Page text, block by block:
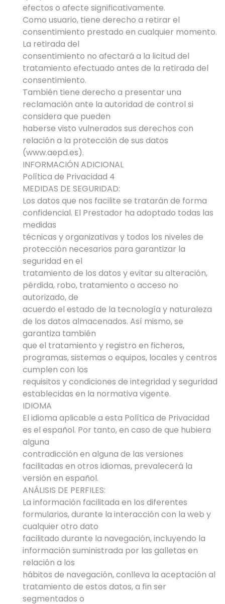
efectos o afecte significativamente.
Como usuario, tiene derecho a retirar el
consentimiento prestado en cualquier momento.
La retirada del
consentimiento no afectará a la licitud del
tratamiento efectuado antes de la retirada del
consentimiento.
También tiene derecho a presentar una
reclamación ante la autoridad de control si
considera que pueden
haberse visto vulnerados sus derechos con
relación a la protección de sus datos
(www.aepd.es).
INFORMACIÓN ADICIONAL
Política de Privacidad 4
MEDIDAS DE SEGURIDAD:
Los datos que nos facilite se tratarán de forma
confidencial. El Prestador ha adoptado todas las
medidas
técnicas y organizativas y todos los niveles de
protección necesarios para garantizar la
seguridad en el
tratamiento de los datos y evitar su alteración,
pérdida, robo, tratamiento o acceso no
autorizado, de
acuerdo el estado de la tecnología y naturaleza
de los datos almacenados. Así mismo, se
garantiza también
que el tratamiento y registro en ficheros,
programas, sistemas o equipos, locales y centros
cumplen con los
requisitos y condiciones de integridad y seguridad
establecidas en la normativa vigente.
IDIOMA
El idioma aplicable a esta Política de Privacidad
es el español. Por tanto, en caso de que hubiera
alguna
contradicción en alguna de las versiones
facilitadas en otros idiomas, prevalecerá la
versión en español.
ANÁLISIS DE PERFILES:
La información facilitada en los diferentes
formularios, durante la interacción con la web y
cualquier otro dato
facilitado durante la navegación, incluyendo la
información suministrada por las galletas en
relación a los
hábitos de navegación, conlleva la aceptación al
tratamiento de estos datos, a fin ser
segmentados o